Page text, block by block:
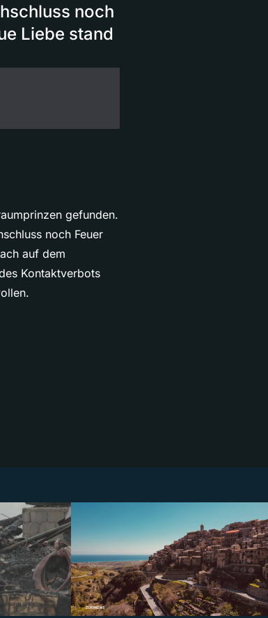
noch
Liebe stand
gefunden.
noch Feuer
auf dem
Kontaktverbots